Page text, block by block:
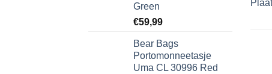
Green
€59,99
Bear Bags
Portomonneetasje
Uma CL 30996 Red